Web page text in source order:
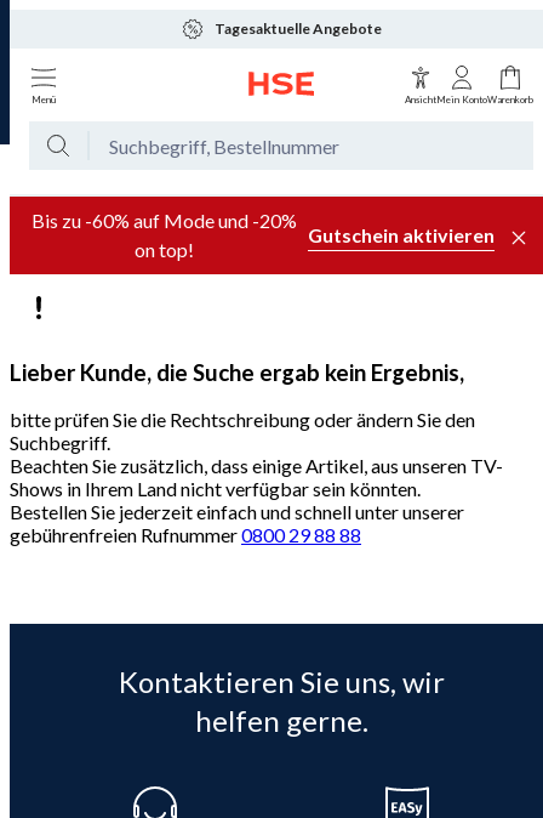
Tagesaktuelle Angebote
Menü AnsichtMein KontoWarenkorb
Bis zu -60% auf Mode und -20%
on top!
Gutschein aktivieren
Lieber Kunde, die Suche ergab kein Ergebnis,
bitte prüfen Sie die Rechtschreibung oder ändern Sie den
Suchbegriff.
Beachten Sie zusätzlich, dass einige Artikel, aus unseren TV-
Shows in Ihrem Land nicht verfügbar sein könnten.
Bestellen Sie jederzeit einfach und schnell unter unserer
gebührenfreien Rufnummer0800 29 88 88
Kontaktieren Sie uns, wir
helfen gerne.